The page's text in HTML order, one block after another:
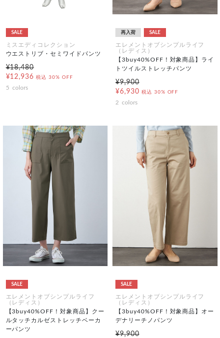
SALE
ミスエディコレクション
ウエストリブ・セミワイドパンツ
¥18,480
¥12,936 税込 30% OFF
5 colors
再入荷 SALE
エレメントオブシンプルライフ
（レディス）
【3buy40%OFF！対象商品】ライ
トツイルストレッチパンツ
¥9,900
¥6,930 税込 30% OFF
2 colors
SALE
エレメントオブシンプルライフ
（レディス）
【3buy40%OFF！対象商品】クー
ルタッチカルゼストレッチベーカ
ーパンツ
SALE
エレメントオブシンプルライフ
（レディス）
【3buy40%OFF！対象商品】オー
デナリーチノパンツ
¥9,900